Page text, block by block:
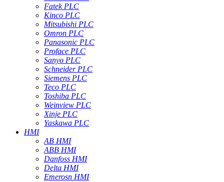
Fatek PLC
Kinco PLC
Mitsubishi PLC
Omron PLC
Panasonic PLC
Proface PLC
Sanyo PLC
Schneider PLC
Siemens PLC
Teco PLC
Toshiba PLC
Weinview PLC
Xinje PLC
Yaskawa PLC
HMI
AB HMI
ABB HMI
Danfoss HMI
Delta HMI
Emerosn HMI